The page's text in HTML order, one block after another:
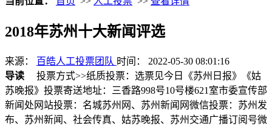
2018年苏州十大新闻评选
来源： 百皓人工投票团队 时间： 2022-05-30 08:01:16
导读 投票方式>>纸质投票：选票见今日《苏州日报》《姑
苏晚报》投票寄送地址：三香路998号10号楼621室市委宣传部
新闻处网站投票：名城苏州网、苏州新闻网微信投票：苏州发
布、苏州新闻、社会传真、姑苏晚报、苏州交通广播订阅号微